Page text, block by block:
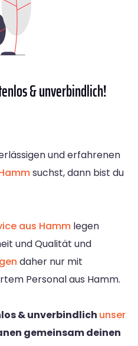
& unverbindlich!
und erfahrenen
suchst, dann bist du
aus Hamm legen
und Qualität und
daher nur mit
Personal aus Hamm.
& unverbindlich unser
gemeinsam deinen